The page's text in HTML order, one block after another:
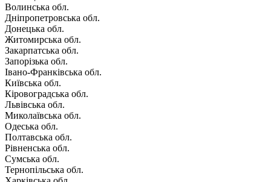
Волинська обл.
Дніпропетровська обл.
Донецька обл.
Житомирська обл.
Закарпатська обл.
Запорізька обл.
Івано-Франківська обл.
Київська обл.
Кіровоградська обл.
Львівська обл.
Миколаївська обл.
Одеська обл.
Полтавська обл.
Рівненська обл.
Сумська обл.
Тернопільська обл.